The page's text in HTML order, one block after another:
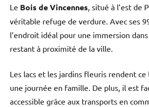
Le Bois de Vincennes, situé à l’est de
véritable refuge de verdure. Avec ses
l’endroit idéal pour une immersion
restant à proximité de la ville.
Les lacs et les jardins fleuris rendent
une journée en famille. De plus, il est
accessible grâce aux transports en